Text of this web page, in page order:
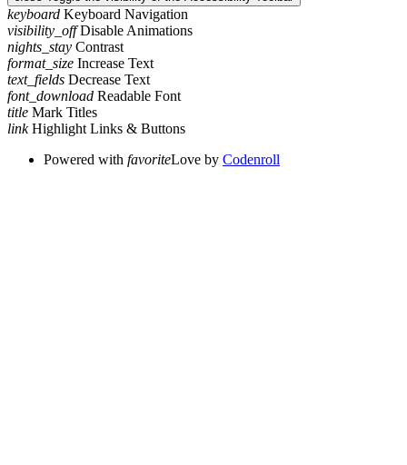
keyboard Keyboard Navigation
visibility_off Disable Animations
nights_stay Contrast
format_size Increase Text
text_fields Decrease Text
font_download Readable Font
title Mark Titles
link Highlight Links & Buttons
Powered with favoriteLove by Codenroll